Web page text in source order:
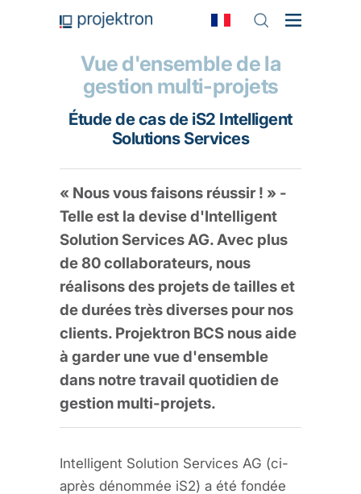
Vue d'ensemble de la
gestion multi-projets
Étude de cas de iS2 Intelligent
Solutions Services
« Nous vous faisons réussir ! » -
Telle est la devise d'Intelligent
Solution Services AG. Avec plus
de 80 collaborateurs, nous
réalisons des projets de tailles et
de durées très diverses pour nos
clients. Projektron BCS nous aide
à garder une vue d'ensemble
dans notre travail quotidien de
gestion multi-projets.
Intelligent Solution Services AG (ci-
après dénommée iS2) a été fondée